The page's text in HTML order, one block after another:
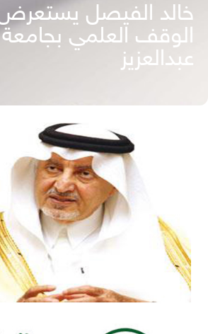
خالد الفيصل يستعرض
الوقف العلمي
عبدالعزيز